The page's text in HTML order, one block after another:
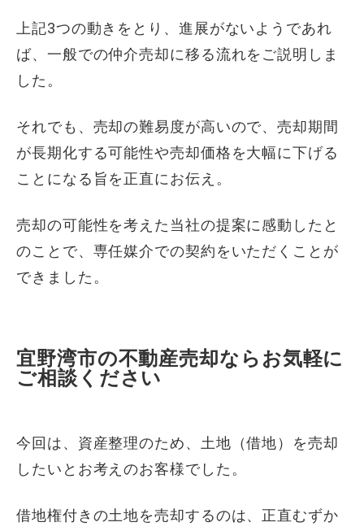
上記3つの動きをとり、進展がないようであれ
ば、一般での仲介売却に移る流れをご説明しま
した。
それでも、売却の難易度が高いので、売却期間
が長期化する可能性や売却価格を大幅に下げる
ことになる旨を正直にお伝え。
売却の可能性を考えた当社の提案に感動したと
のことで、専任媒介での契約をいただくことが
できました。
宜野湾市の不動産売却ならお気軽に
ご相談ください
今回は、資産整理のため、土地（借地）を売却
したいとお考えのお客様でした。
借地権付きの土地を売却するのは、正直むずか